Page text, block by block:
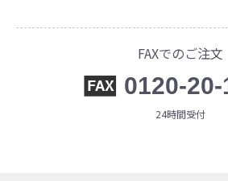
FAXでのご注文
0120-
24時間受付